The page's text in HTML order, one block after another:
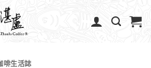
啡生活誌